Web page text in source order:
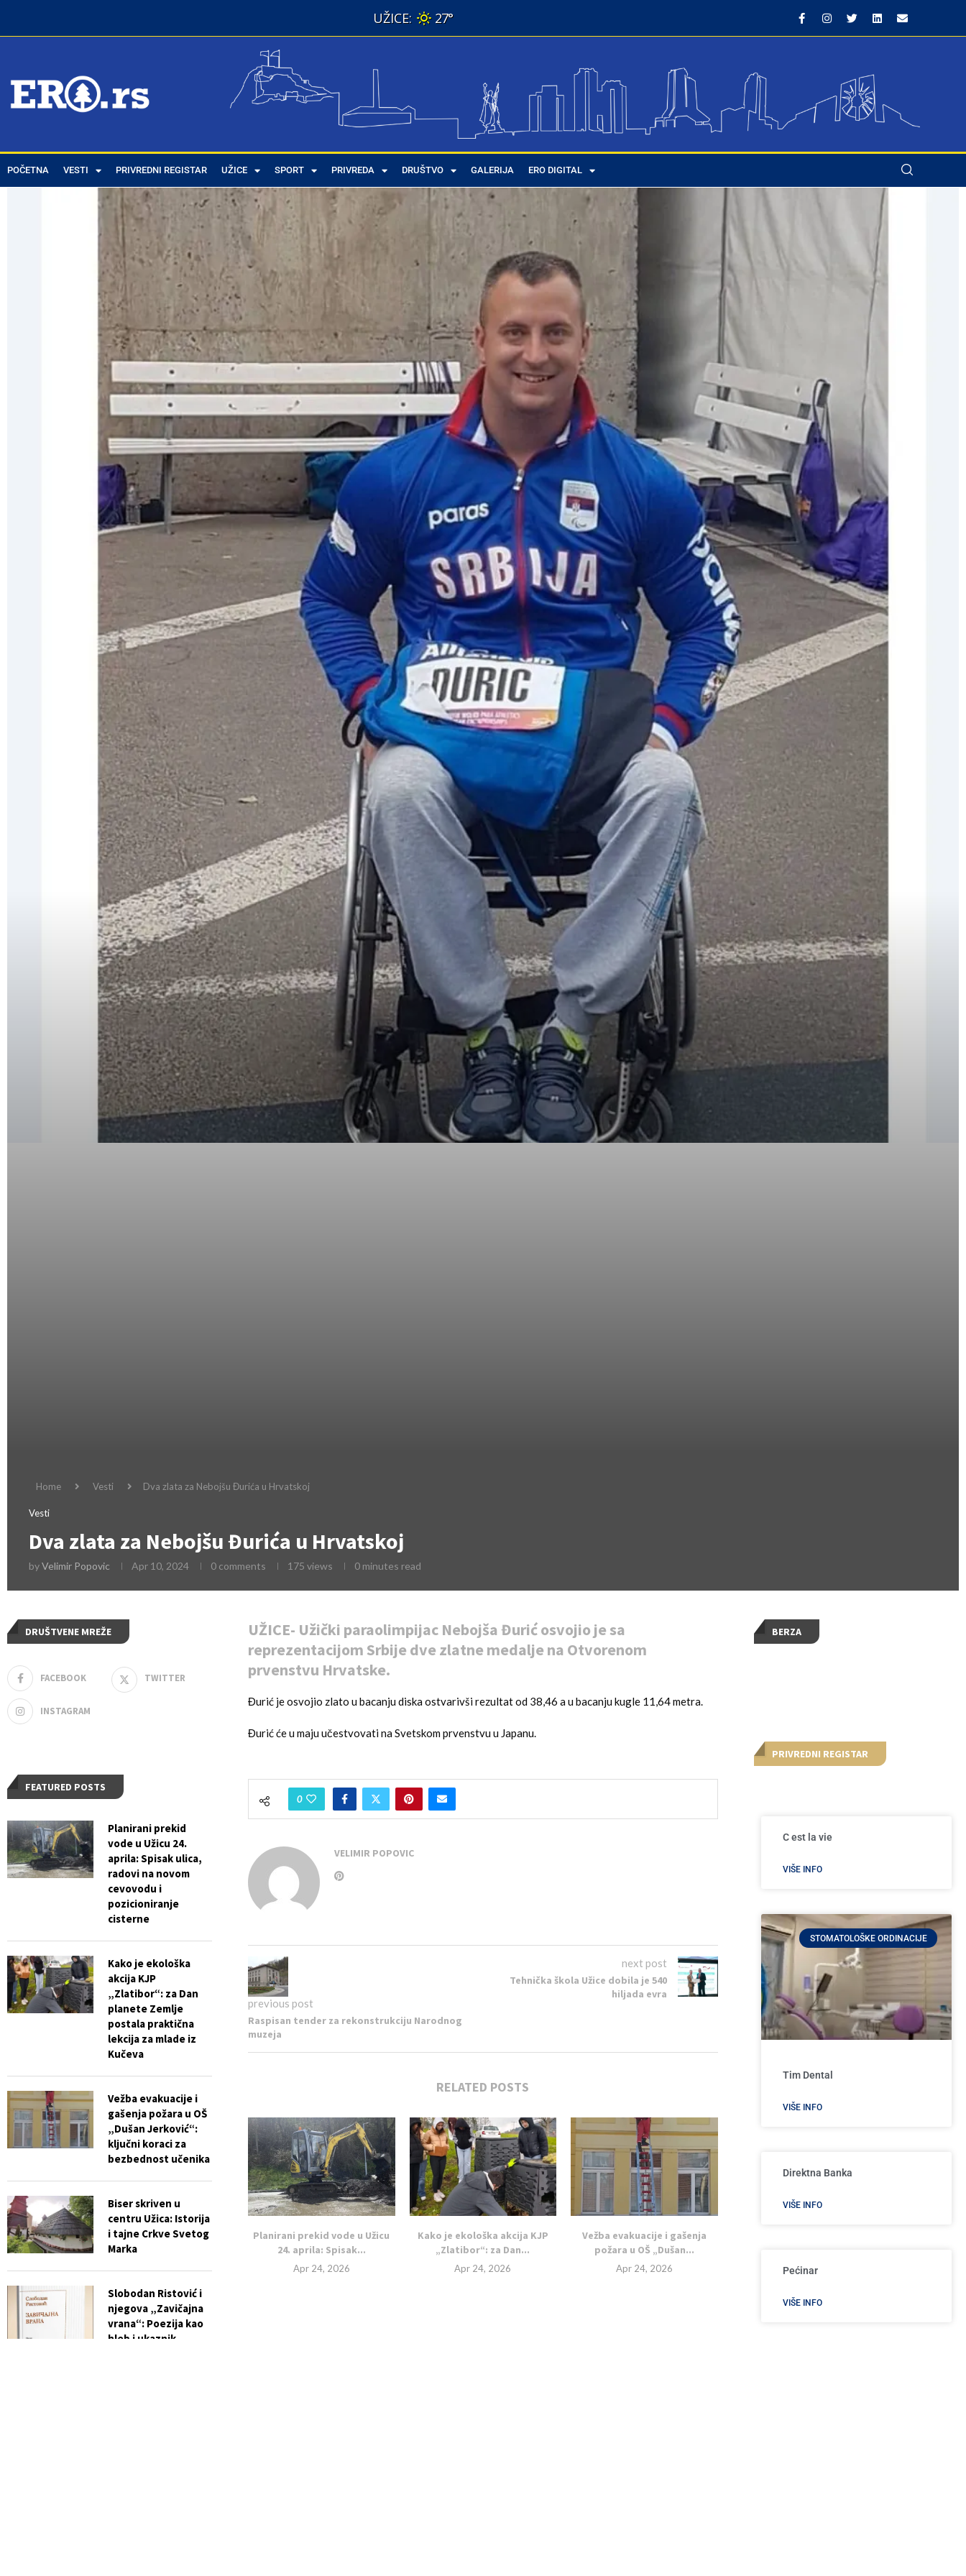
27°
POČETNA VESTI PRIVREDNI REGISTAR UŽICE SPORT PRIVREDA DRUŠTVO GALERIJA ERO DIGITAL
Home Vesti Dva zlata za Nebojšu Đurića u Hrvatskoj
Vesti
Dva zlata za Nebojšu Đurića u Hrvatskoj
byVelimir Popovic Apr 10, 2024 0 comments 175 views 0 minutes read
UŽICE- Užički paraolimpijac Nebojša Đurić osvojio je sa
reprezentacijom Srbije dve zlatne medalje na Otvorenom
prvenstvu Hrvatske.
Đurić je osvojio zlato u bacanju diska ostvarivši rezultat od 38,46 a u bacanju kugle 11,64 metra.
Đurić će u maju učestvovati na Svetskom prvenstvu u Japanu.
0
VELIMIR POPOVIC
previous post
Raspisan tender za rekonstrukciju Narodnog
muzeja
next post
Tehnička škola Užice dobila je 540
hiljada evra
RELATED POSTS
Planirani prekid vode u Užicu
24. aprila: Spisak...
Apr 24, 2026
Kako je ekološka akcija KJP
„Zlatibor“: za Dan...
Apr 24, 2026
Vežba evakuacije i gašenja
požara u OŠ „Dušan...
Apr 24, 2026
BERZA
PRIVREDNI REGISTAR
C est la vie
VIŠE INFO
STOMATOLOŠKE ORDINACIJE
Tim Dental
VIŠE INFO
Direktna Banka
VIŠE INFO
Pećinar
VIŠE INFO
DRUŠTVENE MREŽE
FACEBOOK TWITTER
INSTAGRAM
FEATURED POSTS
Planirani prekid
vode u Užicu 24.
aprila: Spisak ulica,
radovi na novom
cevovodu i
pozicioniranje
cisterne
Kako je ekološka
akcija KJP
„Zlatibor“: za Dan
planete Zemlje
postala praktična
lekcija za mlade iz
Kučeva
Vežba evakuacije i
gašenja požara u OŠ
„Dušan Jerković“:
ključni koraci za
bezbednost učenika
Biser skriven u
centru Užica: Istorija
i tajne Crkve Svetog
Marka
Slobodan Ristović i
njegova „Zavičajna
vrana“: Poezija kao
hleb i ukaznik